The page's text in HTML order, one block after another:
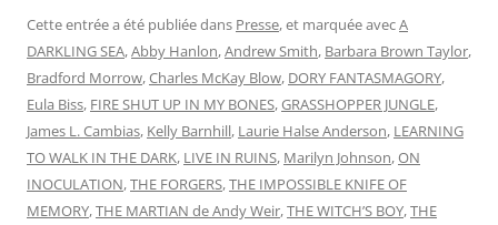
Cette entrée a été publiée dans Presse, et marquée avecA
DARKLING SEA,Abby Hanlon,Andrew Smith, Barbara Brown Taylor,
Bradford Morrow,Charles McKay Blow, DORY FANTASMAGORY,
Eula Biss, FIRE SHUT UP IN MY BONES,GRASSHOPPER JUNGLE,
James L. Cambias, Kelly Barnhill, Laurie Halse Anderson, LEARNING
TO WALK IN THE DARK, LIVE IN RUINS, Marilyn Johnson,ON
INOCULATION,THE FORGERS,THE IMPOSSIBLE KNIFE OF
MEMORY,THE MARTIAN de Andy Weir,THE WITCH’S BOY,THE